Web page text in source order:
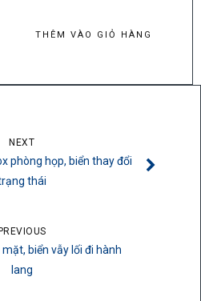
THÊM VÀO GIỎ HÀNG
NEXT
phòng họp, biển thay đổi
thái
PREVIOUS
mặt, biển vẫy lối đi hành
lang